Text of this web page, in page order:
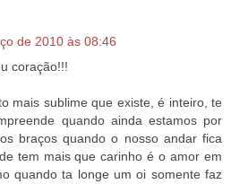
de 2010 às 08:46
coração!!!
mais sublime que existe, é inteiro, te
quando ainda estamos por
braços quando o nosso andar fica
tem mais que carinho é o amor em
quando ta longe um oi somente faz